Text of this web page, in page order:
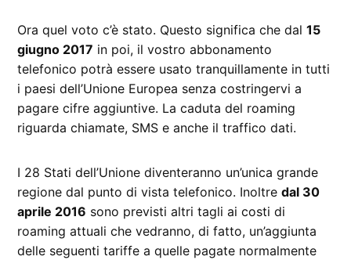
Ora quel voto c’è stato. Questo significa che dal15
giugno 2017 in poi, il vostro abbonamento
telefonico potrà essere usato tranquillamente in tutti
i paesi dell’Unione Europea senza costringervi a
pagare cifre aggiuntive. La caduta del roaming
riguarda chiamate, SMS e anche il traffico dati.
I 28 Stati dell’Unione diventeranno un’unica grande
regione dal punto di vista telefonico. Inoltredal 30
aprile 2016 sono previsti altri tagli ai costi di
roaming attuali che vedranno, di fatto, un’aggiunta
delle seguenti tariffe a quelle pagate normalmente